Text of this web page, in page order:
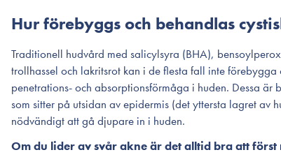
Hur förebyggs och behandlas
Traditionell hudvård med salicylsyra (BHA),
trollhassel och lakritsrot kan i de flesta fall inte
penetrations- och absorptionsförmåga i huden. Dessa
som sitter på utsidan av epidermis (det yttersta lagret av
nödvändigt att gå djupare in i huden.
Om du lider av svår akne är det alltid bra att